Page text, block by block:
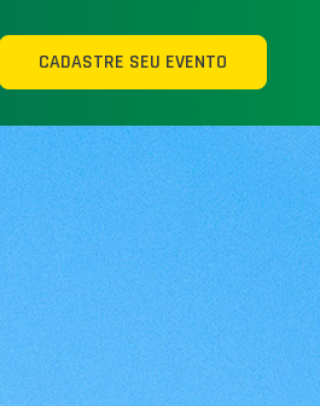
CADASTRE SEU EVENTO